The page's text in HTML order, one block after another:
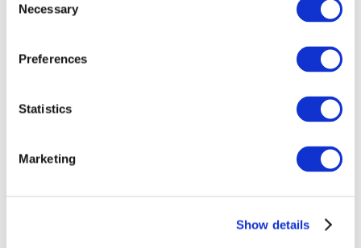
Selection
Necessary
Preferences
Statistics
Marketing
Show details
Всі заходи
Концерти